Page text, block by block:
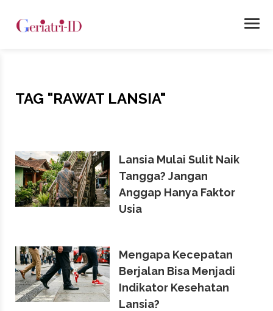
TAG "RAWAT LANSIA"
Lansia Mulai Sulit Naik
Tangga? Jangan
Anggap Hanya Faktor
Usia
Mengapa Kecepatan
Berjalan Bisa Menjadi
Indikator Kesehatan
Lansia?